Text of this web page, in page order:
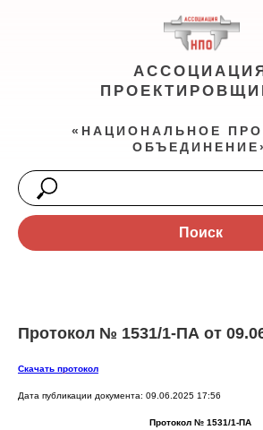
«НАЦИОНАЛЬНОЕ
Поиск
Протокол № 1531/1-ПА от
Скачать протокол
Дата публикации документа: 09.06.2025 17:56
Протокол № 1531/1-ПА